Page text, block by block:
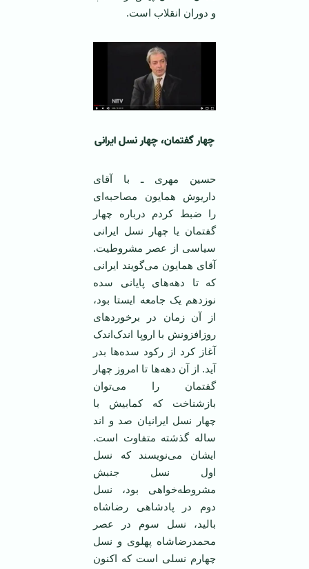
و دوران انقلاب است.
چهار گفتمان، چهار نسل ایرانی
حسین مهری ـ با آقای
داریوش همایون مصاحبه‌ای
را ضبط کردم درباره چهار
گفتمان یا چهار نسل ایرانی
سیاسی از عصر مشروطیت.
آقای همایون می‌گویند ایرانی
که تا دهه‌های پایانی سده
نوزدهم یک جامعه ایستا بود،
از آن زمان در برخوردهای
روزافزونش با اروپا اندک‌اندک
آغاز کرد از رکود سده‌ها بدر
آید. از آن دهه‌ها تا امروز چهار
گفتمان را می‌توان
بازشناخت که کمابیش با
چهار نسل ایرانیان صد و ‌اند
ساله گذشته متفاوت است.
ایشان می‌نویسند که نسل
اول نسل جنبش
مشروطه‌خواهی بود، نسل
دوم در پادشاهی رضاشاه
بالید، نسل سوم در عصر
محمدرضاشاه پهلوی و نسل
چهارم نسلی است که اکنون